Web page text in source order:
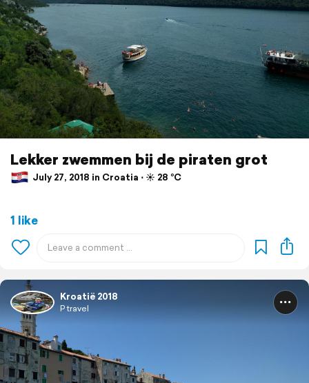
Lekker zwemmen bij de piraten grot
July 27, 2018 in Croatia ⋅ ☀️ 28 °C
1 like
Kroatië 2018
P travel